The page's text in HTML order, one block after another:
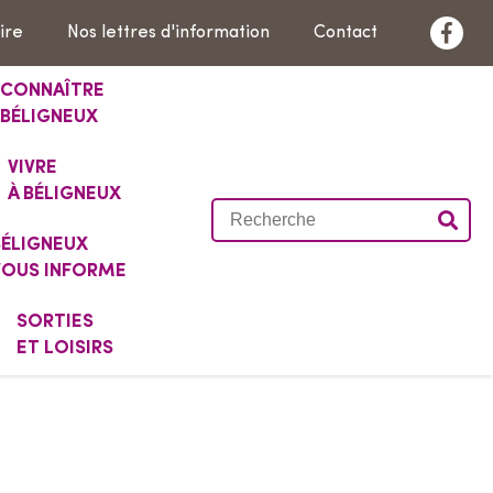
Nos lettres d'information Contact
F
o
o
CONNAÎTRE
BÉLIGNEUX
VIVRE
À BÉLIGNEUX
INFORME
SORTIES
ET LOISIRS
e